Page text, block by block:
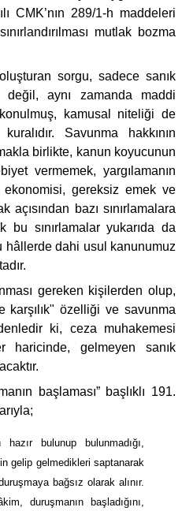
CMK’nın 289/1-h maddeleri
mutlak bozma
sorgu, sadece sanık
aynı zamanda maddi
kamusal niteliği de
Savunma hakkının
birlikte, kanun koyucunun
vermemek, yargılamanın
ekonomisi, gereksiz emek ve
bazı sınırlamalara
sınırlamalar yukarıda da
dahi usul kanunumuz
gereken kişilerden olup,
karşılık" özelliği ve savunma
ki, ceza muhakemesi
haricinde, gelmeyen sanık
başlaması” başlıklı 191.
bulunup bulunmadığı,
gelip gelmedikleri saptanarak
bağsız olarak alınır.
duruşmanın başladığını,